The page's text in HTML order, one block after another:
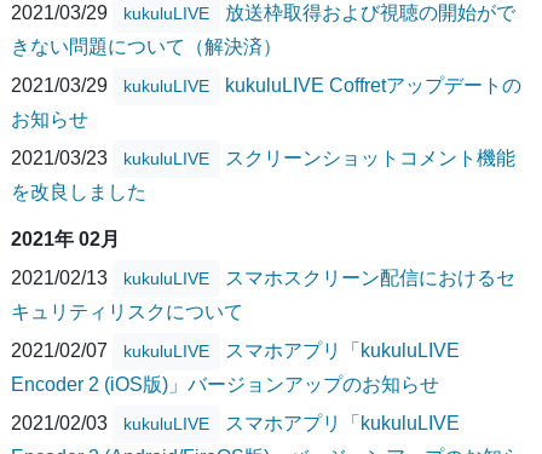
2021/03/29 kukuluLIVE
放送枠取得および視聴の開始がで
きない問題について（解決済）
2021/03/29
kukuluLIVE
kukuluLIVE Coffretアップデートの
お知らせ
2021/03/23
kukuluLIVE
スクリーンショットコメント機能
を改良しました
2021年 02月
2021/02/13
kukuluLIVE
スマホスクリーン配信におけるセ
キュリティリスクについて
2021/02/07
kukuluLIVE
スマホアプリ「kukuluLIVE
Encoder 2 (iOS版)」バージョンアップのお知らせ
2021/02/03
kukuluLIVE
スマホアプリ「kukuluLIVE